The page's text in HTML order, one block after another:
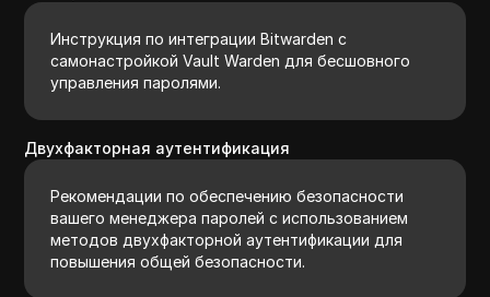
Инструкция по интеграции Bitwarden с
самонастройкой Vault Warden для бесшовного
управления паролями.
Двухфакторная аутентификация
Рекомендации по обеспечению безопасности
вашего менеджера паролей с использованием
методов двухфакторной аутентификации для
повышения общей безопасности.